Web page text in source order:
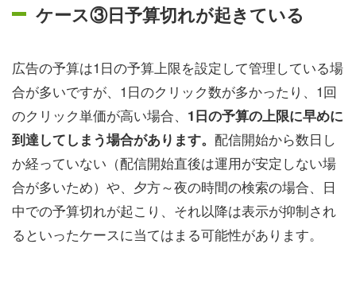
ケース③日予算切れが起きている
広告の予算は1日の予算上限を設定して管理している場
合が多いですが、1日のクリック数が多かったり、1回
のクリック単価が高い場合、 1日の予算の上限に早めに
到達してしまう場合があります。 配信開始から数日し
か経っていない（配信開始直後は運用が安定しない場
合が多いため）や、夕方～夜の時間の検索の場合、日
中での予算切れが起こり、それ以降は表示が抑制され
るといったケースに当てはまる可能性があります。